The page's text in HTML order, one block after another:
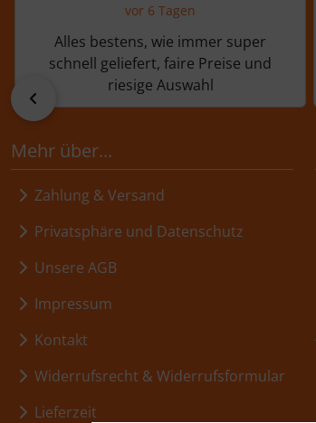
vor 6 Tagen
Alles bestens, wie immer super
schnell geliefert, faire Preise und
riesige Auswahl
Mehr über...
Zahlung & Versand
Privatsphäre und Datenschutz
Unsere AGB
Impressum
Kontakt
Widerrufsrecht & Widerrufsformular
Lieferzeit